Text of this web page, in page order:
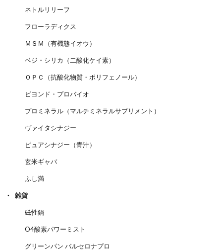
ネトルリリーフ
フローラディクス
ＭＳＭ（有機態イオウ）
ベジ・シリカ（二酸化ケイ素）
ＯＰＣ（抗酸化物質・ポリフェノール）
ビヨンド・プロバイオ
プロミネラル（マルチミネラルサプリメント）
ヴァイタシナジー
ピュアシナジー（青汁）
玄米ギャバ
ふし満
雑貨
磁性鍋
O4酸素パワーミスト
グリーンパン バルセロナプロ